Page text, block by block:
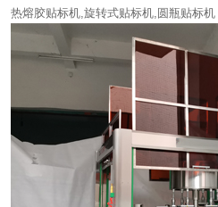
热熔胶贴标机,旋转式贴标机,圆瓶贴标机